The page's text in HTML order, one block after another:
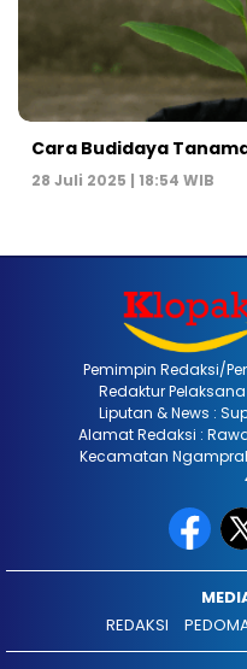
Cara Budidaya
28 Juli 2025 | 18:54 WIB
Pemimpin Redaksi/
Redaktur
Liputan & News :
Alamat Redaksi :
Kecamatan
REDAKSI